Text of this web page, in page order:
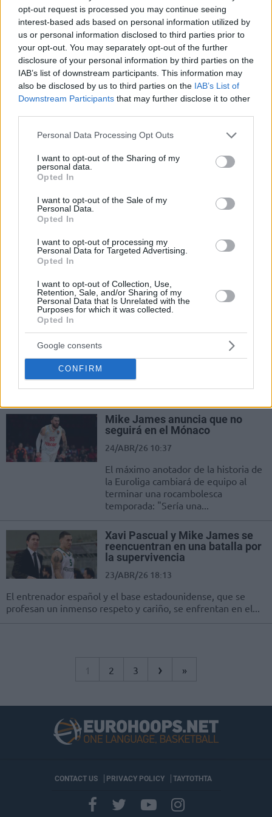
opt-out request is processed you may continue seeing
interest-based ads based on personal information utilized by
us or personal information disclosed to third parties prior to
your opt-out. You may separately opt-out of the further
disclosure of your personal information by third parties on the
IAB’s list of downstream participants. This information may
also be disclosed by us to third parties on the IAB’s List of
Downstream Participants that may further disclose it to other
Please note that this website/app uses one or more Google
not limited to your visit or usage behaviour. You may click to
grant or deny consent to Google and its third-party tags to
use your data for below specified purposes in below Google
consent section.
Personal Data Processing Opt Outs
I want to opt-out of the Sharing of my
personal data.
Opted In
I want to opt-out of the Sale of my
Personal Data.
Opted In
I want to opt-out of processing my
Personal Data for Targeted Advertising.
Opted In
I want to opt-out of Collection, Use,
Retention, Sale, and/or Sharing of my
Personal Data that Is Unrelated with the
Purposes for which it was collected.
Opted In
Google consents
CONFIRM
Mike James amenaza con no
jugar los playoffs contra el
Bourg
26/MAY/26 20:08
La estrella del Mónaco no quiere viajar para jugar contra el
Bourg en el segundo partido de los playoffs...
Mike James apunta al Barça con
o sin Xavi Pascual
19/MAY/26 14:57
La continuidad o salida del técnico de
Gavà no alterará los planes del club
Mike James, suspendido tres
07/MAY/26 12:00
complica la lucha del AS Monaco...
Olympiacos está a un paso de la
cómodamente a Mónaco y Mike
James terminó expulsado
Mike James anuncia que no
seguirá en el Mónaco
24/ABR/26 10:37
El máximo anotador de la historia de
la Euroliga cambiará de equipo al
terminar una rocambolesca
temporada: "Sería una...
Xavi Pascual y Mike James se
reencuentran en una batalla por
la supervivencia
23/ABR/26 18:13
El entrenador español y el base estadounidense, que se
profesan un inmenso respeto y cariño, se enfrentan en el...
1 2 3 › »
CONTACT US PRIVACY POLICY ΤΑΥΤΟΤΗΤΑ